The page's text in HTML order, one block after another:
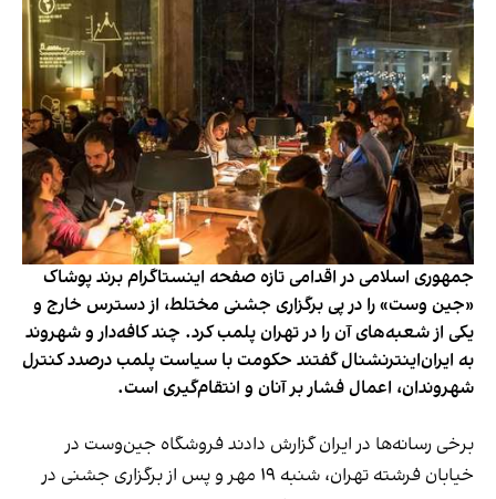
جمهوری اسلامی در اقدامی تازه صفحه اینستاگرام برند پوشاک
«جین وست» را در پی برگزاری جشنی مختلط، از دسترس خارج و
یکی از شعبه‌های آن را در تهران پلمب کرد. چند کافه‌‌دار و شهروند
به ایران‌اینترنشنال گفتند حکومت با سیاست پلمب درصدد کنترل
شهروندان، اعمال فشار بر آنان و انتقام‌گیری است.
برخی رسانه‌ها در ایران گزارش دادند فروشگاه جین‌وست در
خیابان فرشته تهران، شنبه ۱۹ مهر و پس از برگزاری جشنی در